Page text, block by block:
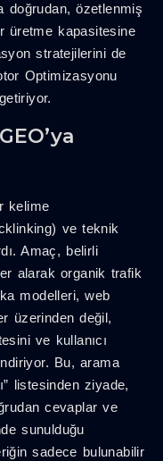
doğrudan, özetlenmiş
üretme kapasitesine
stratejilerini de
Optimizasyonu
kelime
ve teknik
Amaç, belirli
alarak organik trafik
modelleri, web
üzerinden değil,
ve kullanıcı
Bu, arama
listesinden ziyade,
cevaplar ve
sunulduğu
sadece bulunabilir